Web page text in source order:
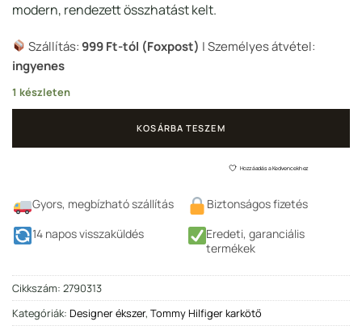
modern, rendezett összhatást kelt.
Szállítás:999 Ft-tól (Foxpost) | Személyes átvétel:
ingyenes
1 készleten
KOSÁRBA TESZEM
Hozzáadás a Kedvencekhez
Gyors, megbízható szállítás
Biztonságos fizetés
14 napos visszaküldés
Eredeti, garanciális
termékek
Cikkszám: 2790313
Kategóriák: Designer ékszer, Tommy Hilfiger karkötő